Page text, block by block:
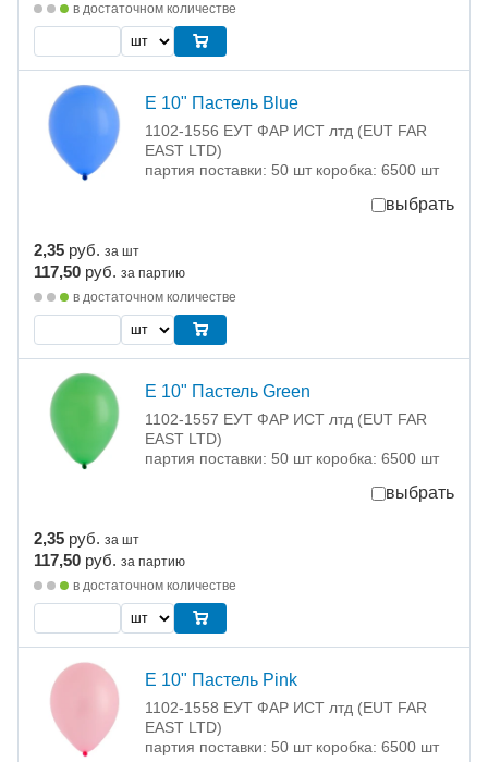
в достаточном количестве
Е 10" Пастель Blue
1102-1556 ЕУТ ФАР ИСТ лтд (EUT FAR
EAST LTD)
партия поставки: 50 шт коробка: 6500 шт
выбрать
2,35 руб. за шт
117,50 руб. за партию
в достаточном количестве
Е 10" Пастель Green
1102-1557 ЕУТ ФАР ИСТ лтд (EUT FAR
EAST LTD)
партия поставки: 50 шт коробка: 6500 шт
выбрать
2,35 руб. за шт
117,50 руб. за партию
в достаточном количестве
Е 10" Пастель Pink
1102-1558 ЕУТ ФАР ИСТ лтд (EUT FAR
EAST LTD)
партия поставки: 50 шт коробка: 6500 шт